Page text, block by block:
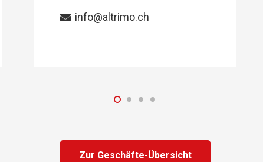
info@altrimo.ch
Zur Geschäfte-Übersicht